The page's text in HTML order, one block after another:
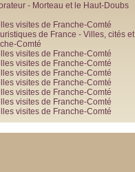
- Morteau et le Haut-Doubs
visites de Franche-Comté
de France - Villes, cités et
Comté
visites de Franche-Comté
visites de Franche-Comté
visites de Franche-Comté
visites de Franche-Comté
visites de Franche-Comté
visites de Franche-Comté
visites de Franche-Comté